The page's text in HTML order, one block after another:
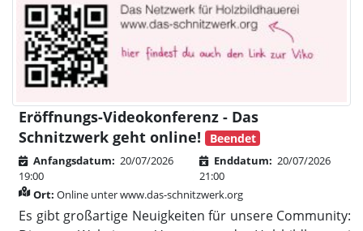
Eröffnungs-Videokonferenz - Das
Schnitzwerk geht online!
Beendet
Anfangsdatum: 20/07/2026
19:00
Enddatum: 20/07/2026
21:00
Ort: Online unter www.das-schnitzwerk.org
Es gibt großartige Neuigkeiten für unsere Community: